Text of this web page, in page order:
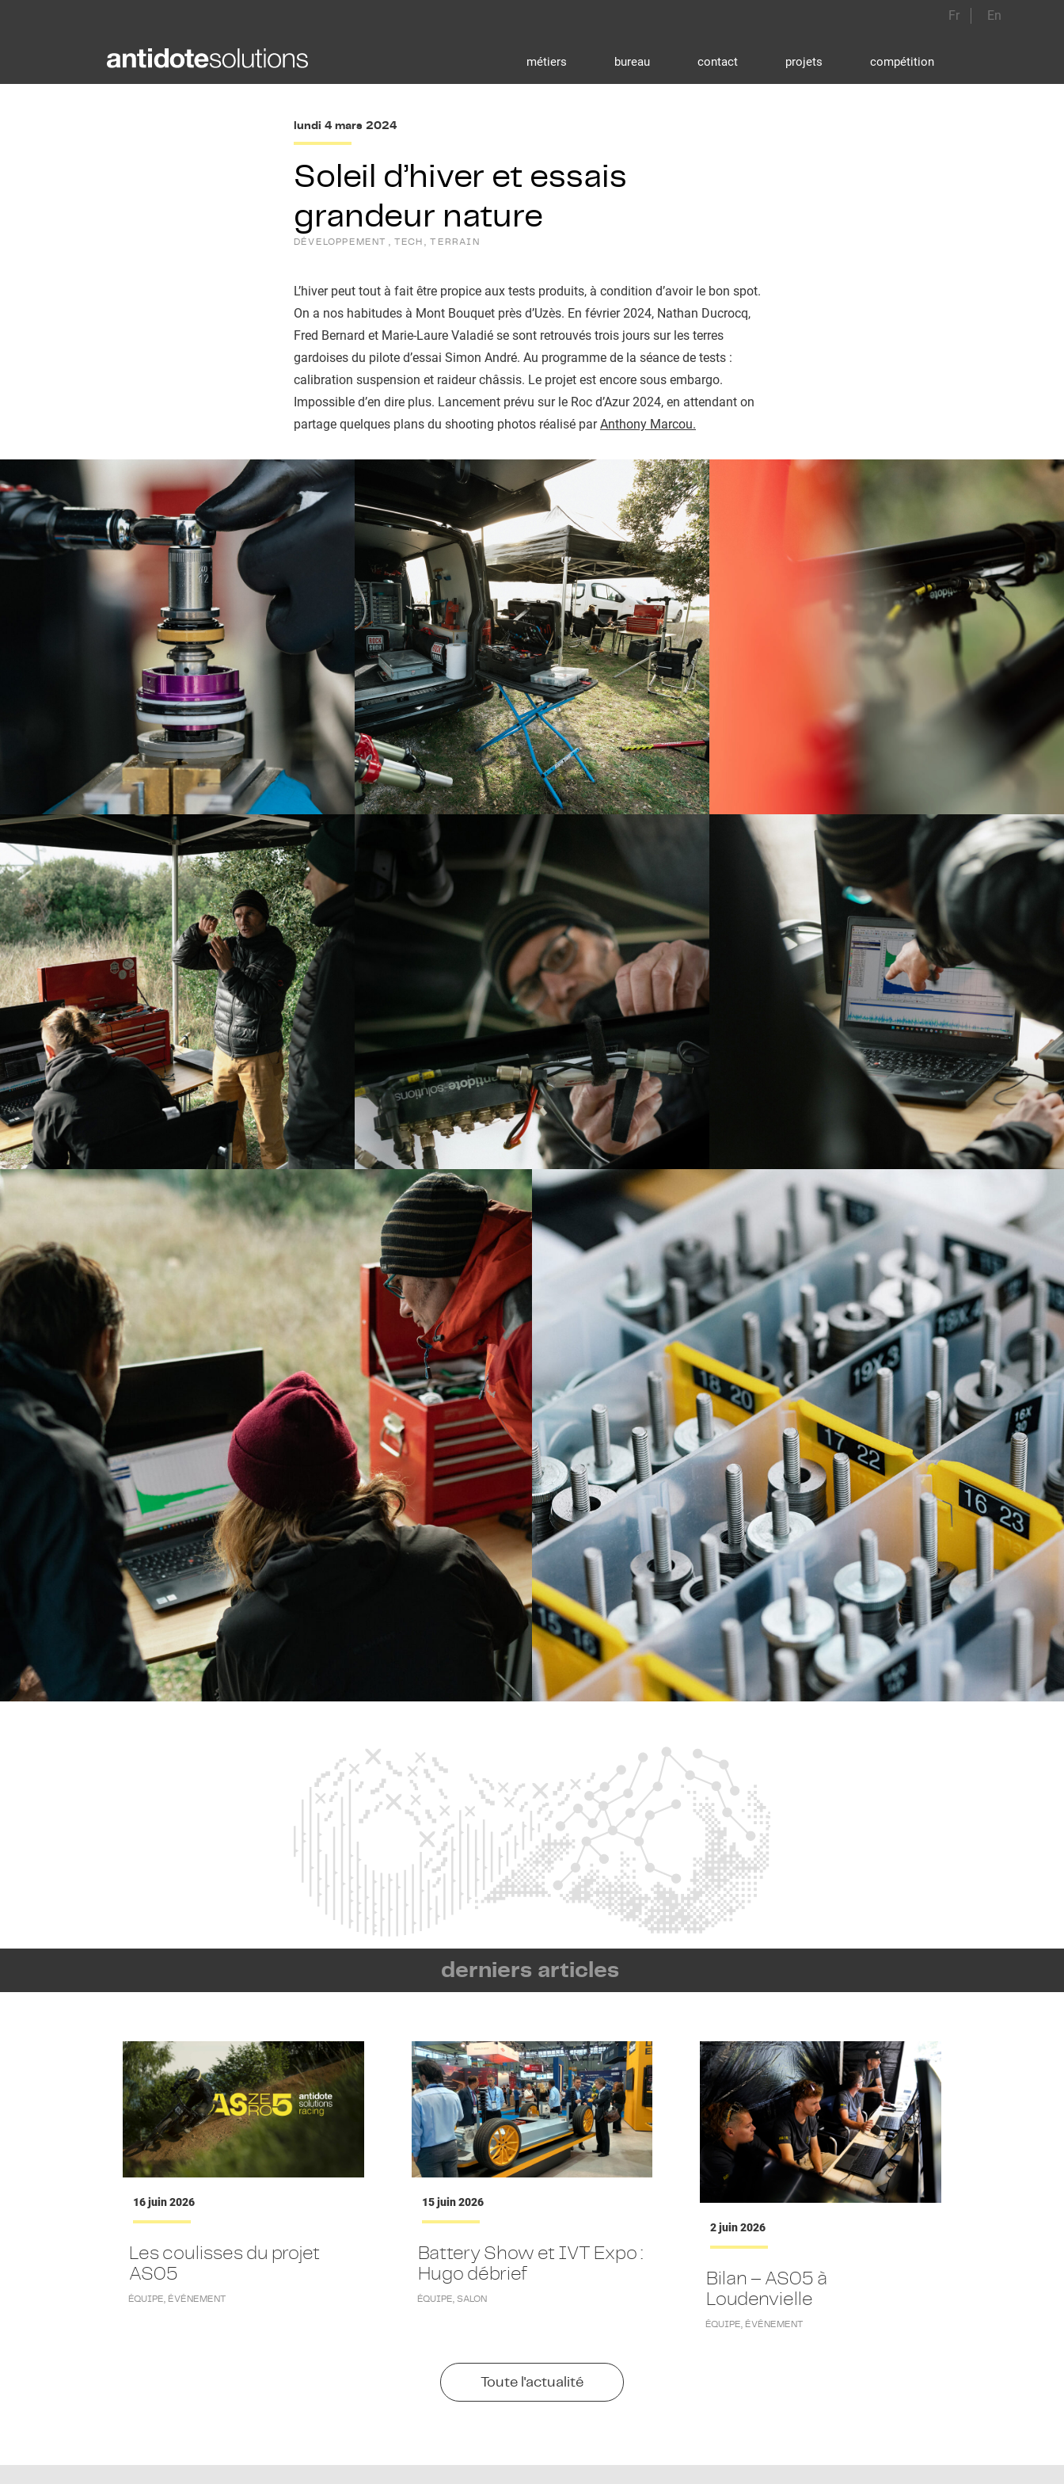
Fr En
métiers bureau contact projets compétition
lundi 4 mars 2024
Soleil d’hiver et essais
grandeur nature
DÉVELOPPEMENT , TECH , TERRAIN
L’hiver peut tout à fait être propice aux tests produits, à condition d’avoir le bon spot.
On a nos habitudes à Mont Bouquet près d’Uzès. En février 2024, Nathan Ducrocq,
Fred Bernard et Marie-Laure Valadié se sont retrouvés trois jours sur les terres
gardoises du pilote d’essai Simon André. Au programme de la séance de tests :
calibration suspension et raideur châssis. Le projet est encore sous embargo.
Impossible d’en dire plus. Lancement prévu sur le Roc d’Azur 2024, en attendant on
partage quelques plans du shooting photos réalisé parAnthony Marcou.
derniers articles
16 juin 2026
Les coulisses du projet
AS05
ÉQUIPE, ÉVÉNEMENT
15 juin 2026
Battery Show et IVT Expo :
Hugo débrief
ÉQUIPE,SALON
2 juin 2026
Bilan – AS05 à
Loudenvielle
ÉQUIPE, ÉVÉNEMENT
Toute l'actualité